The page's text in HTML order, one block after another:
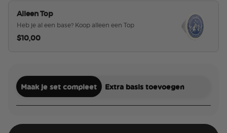
Alleen Top
Heb je al een base? Koop alleen een Top
$10,00
Maak je set compleet Extra basis toevoegen